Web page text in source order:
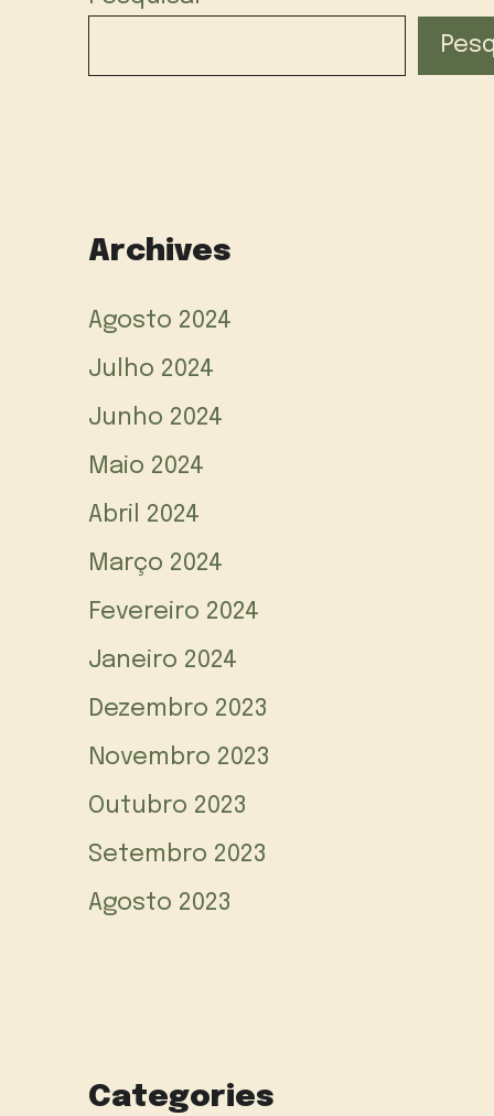
Archives
Agosto 2024
Julho 2024
Junho 2024
Maio 2024
Abril 2024
Março 2024
Fevereiro 2024
Janeiro 2024
Dezembro 2023
Novembro 2023
Outubro 2023
Setembro 2023
Agosto 2023
Categories